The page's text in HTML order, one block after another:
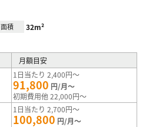
面積 32m²
月額目安
1日当たり 2,400円～
91,800 円/月～
初期費用他 22,000円～
1日当たり 2,700円～
100,800 円/月～